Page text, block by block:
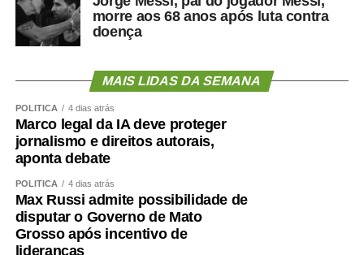
Aceitei o convite para integrar, como candidato a vice-
governador, a chapa liderada pelo senador Wellington
informal ou de uma possibilidade lançada ao acaso. Foi
uma escolha política apresentada, construída e
formalizada dentro do processo partidário, inclusive com
a realização da convenção.
A partir dessa decisão, compromissos foram assumidos,
pessoas foram mobilizadas, estratégias foram definidas e
todo um projeto de campanha começou a ser estruturado.
Fiz isso de boa-fé, acreditando na palavra empenhada e
na seriedade de uma decisão tomada por quem pretende
morre aos 68 anos após luta contra
doença
MAIS LIDAS DA SEMANA
POLÍTICA 4 dias atrás
Marco legal da IA deve proteger
jornalismo e direitos autorais,
aponta debate
POLÍTICA 4 dias atrás
Max Russi admite possibilidade de
disputar o Governo de Mato
Grosso após incentivo de
lideranças